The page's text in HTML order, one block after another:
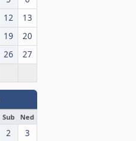
12
13
19
20
26
27
Sub Ned
2 3